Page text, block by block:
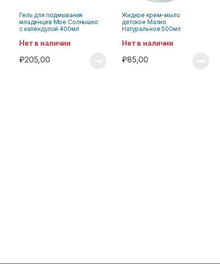
Гель для подмывания
младенцев Мое Солнышко
с календулой 400мл
Нет в наличии
₽205,00
Жидкое крем-мыло
детское Малио
Натуральное 500мл
Нет в наличии
₽85,00